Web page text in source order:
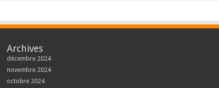
Archives
décembre 2024
novembre 2024
octobre 2024